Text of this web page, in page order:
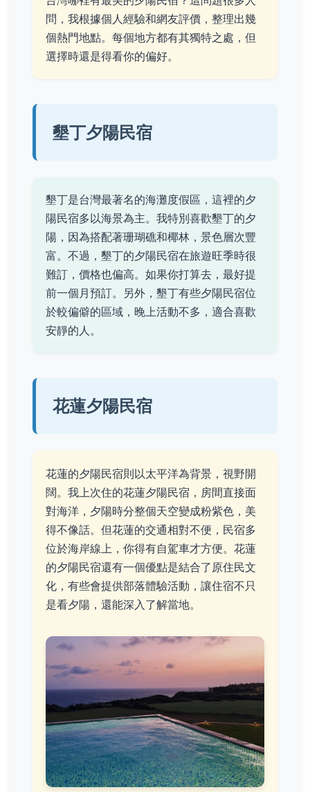
問，我根據個人經驗和網友評價，整理出幾
個熱門地點。每個地方都有其獨特之處，但
選擇時還是得看你的偏好。
墾丁夕陽民宿
墾丁是台灣最著名的海灘度假區，這裡的夕
陽民宿多以海景為主。我特別喜歡墾丁的夕
陽，因為搭配著珊瑚礁和椰林，景色層次豐
富。不過，墾丁的夕陽民宿在旅遊旺季時很
難訂，價格也偏高。如果你打算去，最好提
前一個月預訂。另外，墾丁有些夕陽民宿位
於較偏僻的區域，晚上活動不多，適合喜歡
安靜的人。
花蓮夕陽民宿
花蓮的夕陽民宿則以太平洋為背景，視野開
闊。我上次住的花蓮夕陽民宿，房間直接面
對海洋，夕陽時分整個天空變成粉紫色，美
得不像話。但花蓮的交通相對不便，民宿多
位於海岸線上，你得有自駕車才方便。花蓮
的夕陽民宿還有一個優點是結合了原住民文
化，有些會提供部落體驗活動，讓住宿不只
是看夕陽，還能深入了解當地。